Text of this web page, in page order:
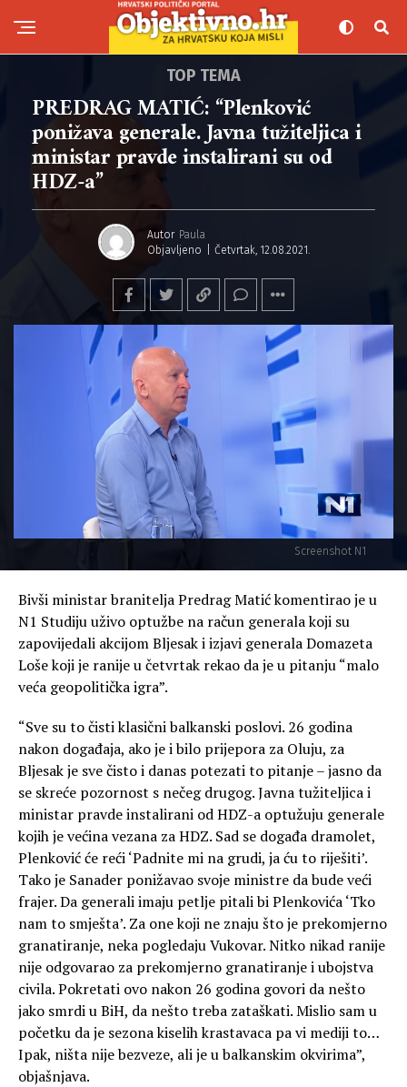
Screenshot N1
TOP TEMA
PREDRAG MATIĆ: “Plenković
ponižava generale. Javna tužiteljica i
ministar pravde instalirani su od
HDZ-a”
Autor Paula
Objavljeno
Četvrtak, 12.08.2021.
Bivši ministar branitelja Predrag Matić komentirao je u
N1 Studiju uživo optužbe na račun generala koji su
zapovijedali akcijom Bljesak i izjavi generala Domazeta
Loše koji je ranije u četvrtak rekao da je u pitanju “malo
veća geopolitička igra”.
“Sve su to čisti klasični balkanski poslovi. 26 godina
nakon događaja, ako je i bilo prijepora za Oluju, za
Bljesak je sve čisto i danas potezati to pitanje – jasno da
se skreće pozornost s nečeg drugog. Javna tužiteljica i
ministar pravde instalirani od HDZ-a optužuju generale
kojih je većina vezana za HDZ. Sad se događa dramolet,
Plenković će reći ‘Padnite mi na grudi, ja ću to riješiti’.
Tako je Sanader ponižavao svoje ministre da bude veći
frajer. Da generali imaju petlje pitali bi Plenkovića ‘Tko
nam to smješta’. Za one koji ne znaju što je prekomjerno
granatiranje, neka pogledaju Vukovar. Nitko nikad ranije
nije odgovarao za prekomjerno granatiranje i ubojstva
civila. Pokretati ovo nakon 26 godina govori da nešto
jako smrdi u BiH, da nešto treba zataškati. Mislio sam u
početku da je sezona kiselih krastavaca pa vi mediji to…
Ipak, ništa nije bezveze, ali je u balkanskim okvirima”,
objašnjava.